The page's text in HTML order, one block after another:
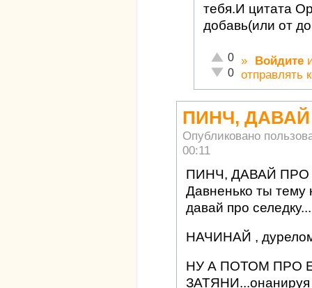
тебя.И цитата
добавь(или от
Отлично!
0
Неадекватно!
0
» Войдите
отправлять
ПИНЧ,
Опубликовано
00:11
ПИНЧ, ДАВАЙ ПРО
Давненько ты тему
давай про селедку...
НАЧИНАЙ ,
НУ А ПОТОМ ПРО
ЗАТЯНИ...онанируя